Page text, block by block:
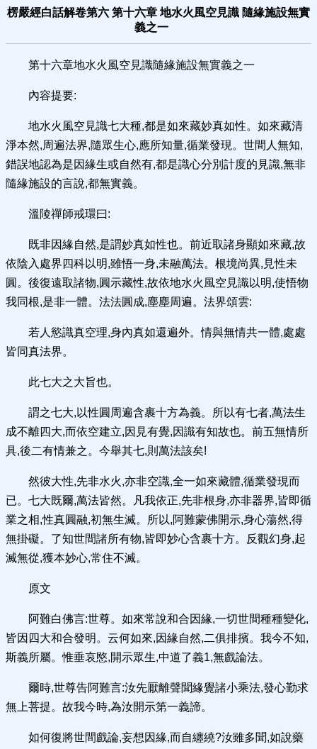
楞嚴經白話解卷第六 第十六章 地水火風空見識 隨緣施設無實
義之一
第十六章地水火風空見識隨緣施設無實義之一
內容提要:
地水火風空見識七大種,都是如來藏妙真如性。如來藏清
淨本然,周遍法界,隨眾生心,應所知量,循業發現。世間人無知,
錯誤地認為是因緣生或自然有,都是識心分別計度的見識,無非
隨緣施設的言說,都無實義。
溫陵禪師戒環曰:
既非因緣自然,是謂妙真如性也。前近取諸身顯如來藏,故
依陰入處界四科以明,雖悟一身,未融萬法。根境尚異,見性未
圓。後復遠取諸物,圓示藏性,故依地水火風空見識以明,使悟物
我同根,是非一體。法法圓成,塵塵周遍。法界頌雲:
若人慾識真空理,身內真如還遍外。情與無情共一體,處處
皆同真法界。
此七大之大旨也。
謂之七大,以性圓周遍含裹十方為義。所以有七者,萬法生
成不離四大,而依空建立,因見有覺,因識有知故也。前五無情所
具,後二有情兼之。今舉其七,則萬法該矣!
然彼大性,先非水火,亦非空識,全一如來藏體,循業發現而
已。七大既爾,萬法皆然。凡我依正,先非根身,亦非器界,皆即循
業之相,性真圓融,初無生滅。所以,阿難蒙佛開示,身心蕩然,得
無掛礙。了知世間諸所有物,皆即妙心含裹十方。反觀幻身,起
滅無從,獲本妙心,常住不滅。
原文
阿難白佛言:世尊。如來常說和合因緣,一切世間種種變化,
皆因四大和合發明。云何如來,因緣自然,二俱排擯。我今不知,
斯義所屬。惟垂哀愍,開示眾生,中道了義1,無戲論法。
爾時,世尊告阿難言:汝先厭離聲聞緣覺諸小乘法,發心勤求
無上菩提。故我今時,為汝開示第一義諦。
如何復將世間戲論,妄想因緣,而自纏繞?汝雖多聞,如說藥